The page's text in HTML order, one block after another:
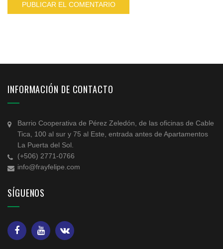
INFORMACIÓN DE CONTACTO
Barrio Cooperativa de Pérez Zeledón, de las oficinas de Cable
Tica, 100 al sur y 75 al Este, entrada antes de Apartamentos
La Puerta del Sol.
(+506) 2771-0766
info@frayfelipe.com
SÍGUENOS